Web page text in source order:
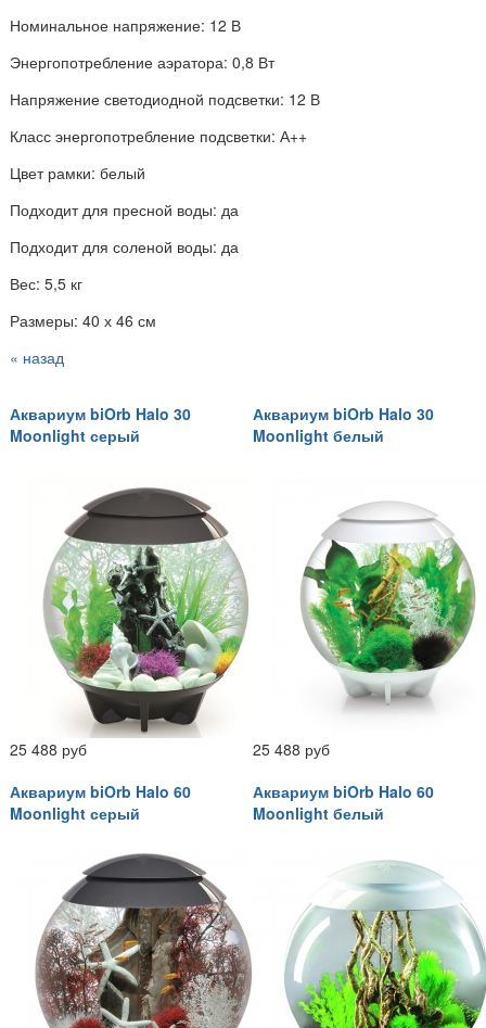
Номинальное напряжение: 12 В
Энергопотребление аэратора: 0,8 Вт
Напряжение светодиодной подсветки: 12 В
Класс энергопотребление подсветки: А++
Цвет рамки: белый
Подходит для пресной воды: да
Подходит для соленой воды: да
Вес: 5,5 кг
Размеры: 40 х 46 см
« назад
Аквариум biOrb Halo 30
Moonlight серый
25 488 руб
Аквариум biOrb Halo 30
Moonlight белый
25 488 руб
Аквариум biOrb Halo 60
Moonlight серый
Аквариум biOrb Halo 60
Moonlight белый